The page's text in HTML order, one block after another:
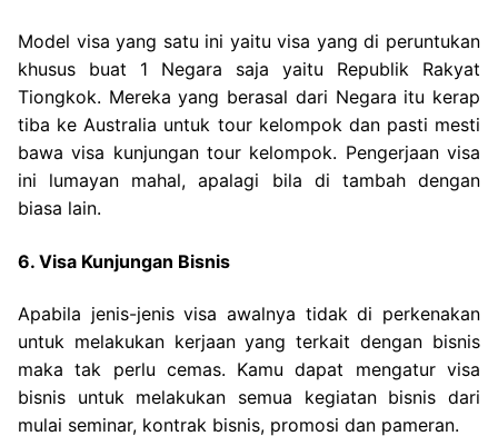
Model visa yang satu ini yaitu visa yang di peruntukan
khusus buat 1 Negara saja yaitu Republik Rakyat
Tiongkok. Mereka yang berasal dari Negara itu kerap
tiba ke Australia untuk tour kelompok dan pasti mesti
bawa visa kunjungan tour kelompok. Pengerjaan visa
ini lumayan mahal, apalagi bila di tambah dengan
biasa lain.
6. Visa Kunjungan Bisnis
Apabila jenis-jenis visa awalnya tidak di perkenakan
untuk melakukan kerjaan yang terkait dengan bisnis
maka tak perlu cemas. Kamu dapat mengatur visa
bisnis untuk melakukan semua kegiatan bisnis dari
mulai seminar, kontrak bisnis, promosi dan pameran.